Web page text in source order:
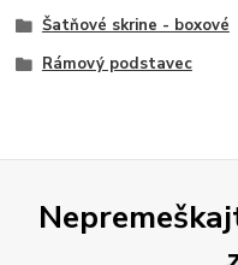
Šatňové skrine - boxové
Rámový podstavec